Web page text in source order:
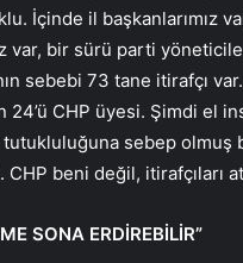
İçinde il başkanlarımız
var, bir sürü parti
sebebi 73 tane itirafçı
24’ü CHP üyesi. Şimdi el
tutukluluğuna sebep olmuş
beni değil, itirafçıları
SONA ERDİREBİLİR”